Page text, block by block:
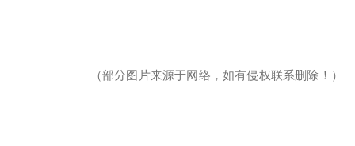
（部分图片来源于网络，如有侵权联系删除！）